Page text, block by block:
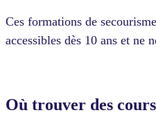
Ces formations de
accessibles dès 10 ans et ne
Où trouver des